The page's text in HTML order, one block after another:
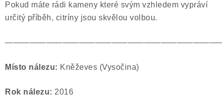
Pokud máte rádi kameny které svým vzhledem vypráví
určitý příběh, citríny jsou skvělou volbou.
Místo nálezu: Kněževes (Vysočina)
Rok nálezu: 2016